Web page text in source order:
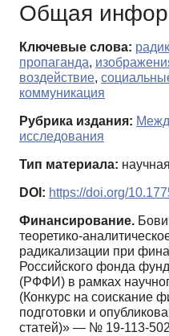
Общая
Ключевые слова:
пропаганда,
воздействие,
коммуникация
Рубрика издания:
исследования
Тип материала:
DOI: https://doi.org/
Финансирование.
теоретико-
радикализации при
Российского фонда
(РФФИ) в рамках
(Конкурс на соискание
подготовки и
статей)» — № 19-113-